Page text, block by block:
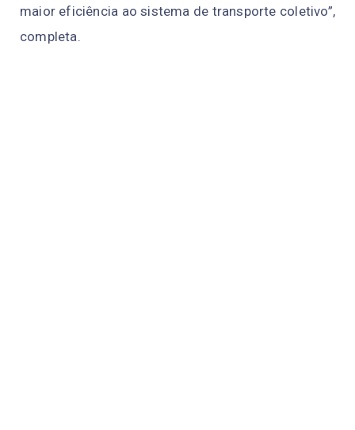
maior eficiência ao sistema de transporte coletivo”,
completa.